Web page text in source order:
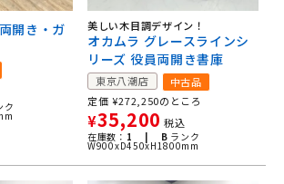
開き・ガ
ク
美しい木目調デザイン！
オカムラ グレースラインシ
リーズ 役員両開き書庫
東京八潮店
中古品
定価 ¥272,250のところ
¥35,200 税込
在庫数： 1 | B ランク
W900xD450xH1800mm